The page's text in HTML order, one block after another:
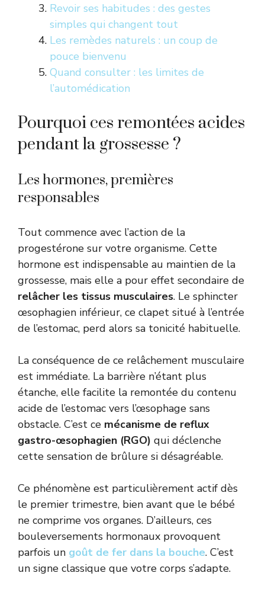
Revoir ses habitudes : des gestes
simples qui changent tout
Les remèdes naturels : un coup de
pouce bienvenu
Quand consulter : les limites de
l’automédication
Pourquoi ces remontées acides
pendant la grossesse ?
Les hormones, premières
responsables
Tout commence avec l’action de la
progestérone sur votre organisme. Cette
hormone est indispensable au maintien de la
grossesse, mais elle a pour effet secondaire de
relâcher les tissus musculaires. Le sphincter
œsophagien inférieur, ce clapet situé à l’entrée
de l’estomac, perd alors sa tonicité habituelle.
La conséquence de ce relâchement musculaire
est immédiate. La barrière n’étant plus
étanche, elle facilite la remontée du contenu
acide de l’estomac vers l’œsophage sans
obstacle. C’est ce mécanisme de reflux
gastro-œsophagien (RGO) qui déclenche
cette sensation de brûlure si désagréable.
Ce phénomène est particulièrement actif dès
le premier trimestre, bien avant que le bébé
ne comprime vos organes. D’ailleurs, ces
bouleversements hormonaux provoquent
parfois un goût de fer dans la bouche. C’est
un signe classique que votre corps s’adapte.